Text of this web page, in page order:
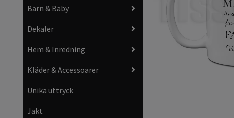
Barn & Baby
Dekaler
Hem & Inredning
Kläder & Accessoarer
Unika uttryck
Jakt